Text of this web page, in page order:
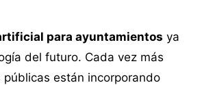
para ayuntamientos ya
del futuro. Cada vez más
están incorporando